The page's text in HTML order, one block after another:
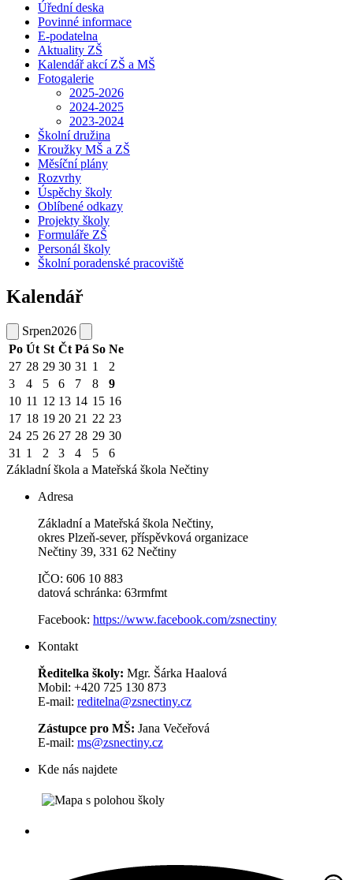
Úřední deska
Povinné informace
E-podatelna
Aktuality ZŠ
Kalendář akcí ZŠ a MŠ
Fotogalerie
2025-2026
2024-2025
2023-2024
Školní družina
Kroužky MŠ a ZŠ
Měsíční plány
Rozvrhy
Úspěchy školy
Oblíbené odkazy
Projekty školy
Formuláře ZŠ
Personál školy
Školní poradenské pracoviště
Kalendář
Srpen2026
Po Út St Čt Pá So Ne
27 28 29 30 31 1
2
3
4 5 6 7 8
9
10 11 12 13 14 15 16
17 18 19 20 21 22 23
24 25 26 27 28 29 30
31 1 2 3 4 5
6
Základní škola a Mateřská škola Nečtiny
Adresa
Základní a Mateřská škola Nečtiny,
okres Plzeň-sever, příspěvková organizace
Nečtiny 39, 331 62 Nečtiny
IČO: 606 10 883
datová schránka: 63rmfmt
Facebook: https://www.facebook.com/zsnectiny
Kontakt
Ředitelka školy: Mgr. Šárka Haalová
Mobil: +420 725 130 873
E-mail: reditelna@zsnectiny.cz
Zástupce pro MŠ: Jana Večeřová
E-mail: ms@zsnectiny.cz
Kde nás najdete